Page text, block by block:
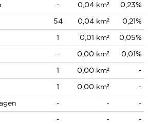
- 0,04 km²
0,23%
54 0,04 km²
0,21%
1 0,01 km²
0,05%
- 0,00 km²
0,01%
1 0,00 km²
-
1 0,00 km²
-
- -
-
- - -